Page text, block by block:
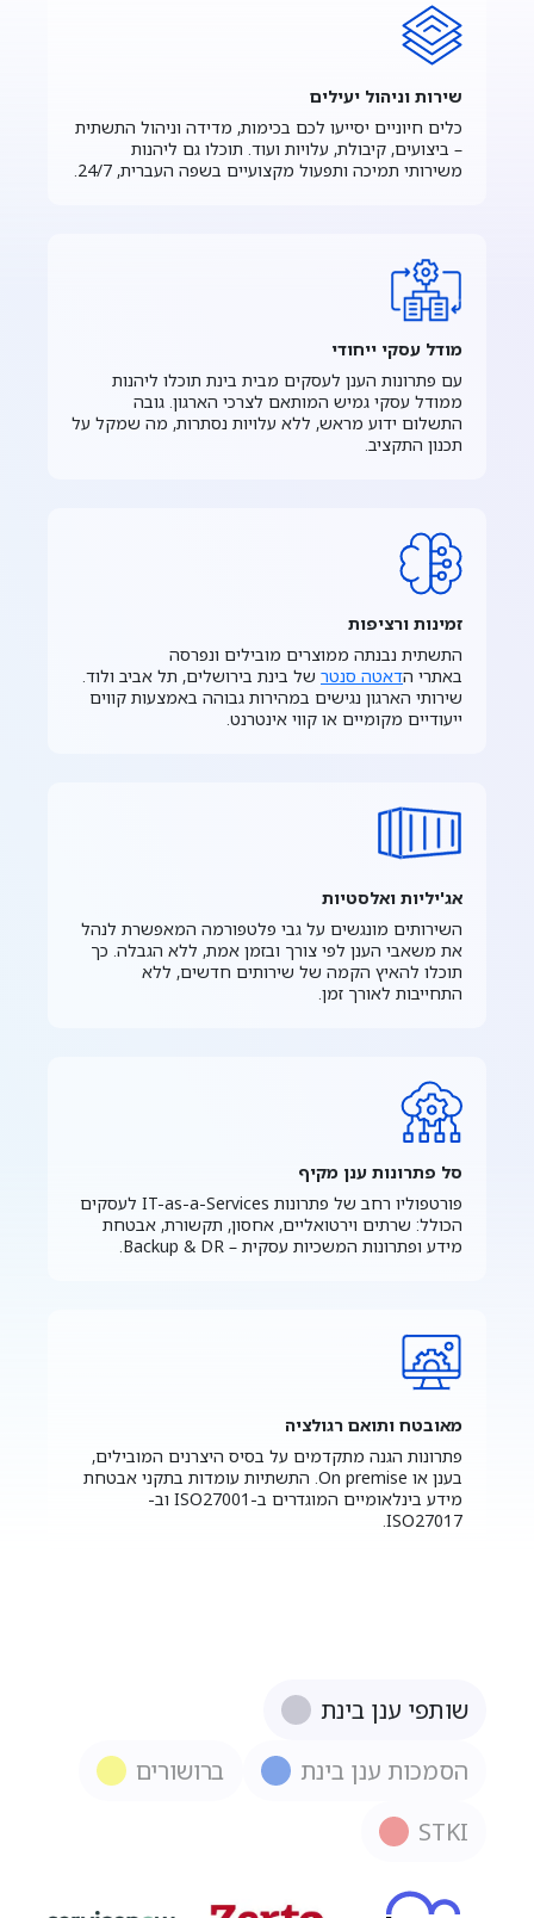
שירות וניהול יעילים
כלים חיוניים יסייעו לכם בכימות, מדידה וניהול התשתית
– ביצועים, קיבולת, עלויות ועוד. תוכלו גם ליהנות
משירותי תמיכה ותפעול מקצועיים בשפה העברית, 24/7.
מודל עסקי ייחודי
עם פתרונות הענן לעסקים מבית בינת תוכלו ליהנות
ממודל עסקי גמיש המותאם לצרכי הארגון. גובה
התשלום ידוע מראש, ללא עלויות נסתרות, מה שמקל על
תכנון התקציב.
זמינות ורציפות
התשתית נבנתה ממוצרים מובילים ונפרסה
באתרי הדאטה סנטר של בינת בירושלים, תל אביב ולוד.
שירותי הארגון נגישים במהירות גבוהה באמצעות קווים
ייעודיים מקומיים או קווי אינטרנט.
אג'יליות ואלסטיות
השירותים מונגשים על גבי פלטפורמה המאפשרת לנהל
את משאבי הענן לפי צורך ובזמן אמת, ללא הגבלה. כך
תוכלו להאיץ הקמה של שירותים חדשים, ללא
התחייבות לאורך זמן.
סל פתרונות ענן מקיף
פורטפוליו רחב של פתרונות IT-as-a-Services לעסקים
הכולל: שרתים וירטואליים, אחסון, תקשורת, אבטחת
מידע ופתרונות המשכיות עסקית – Backup & DR.
מאובטח ותואם רגולציה
פתרונות הגנה מתקדמים על בסיס היצרנים המובילים,
בענן או On premise. התשתיות עומדות בתקני אבטחת
מידע בינלאומיים המוגדרים ב-ISO27001 וב-
ISO27017.
שותפי ענן בינת
הסמכות ענן בינת
ברושורים
STKI